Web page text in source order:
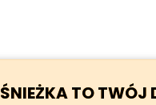
ŚNIEŻKA TO TWÓJ